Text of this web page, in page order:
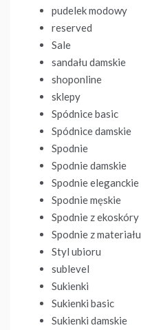
pudelek modowy
reserved
Sale
sandału damskie
shoponline
sklepy
Spódnice basic
Spódnice damskie
Spodnie
Spodnie damskie
Spodnie eleganckie
Spodnie męskie
Spodnie z ekoskóry
Spodnie z materiału
Styl ubioru
sublevel
Sukienki
Sukienki basic
Sukienki damskie